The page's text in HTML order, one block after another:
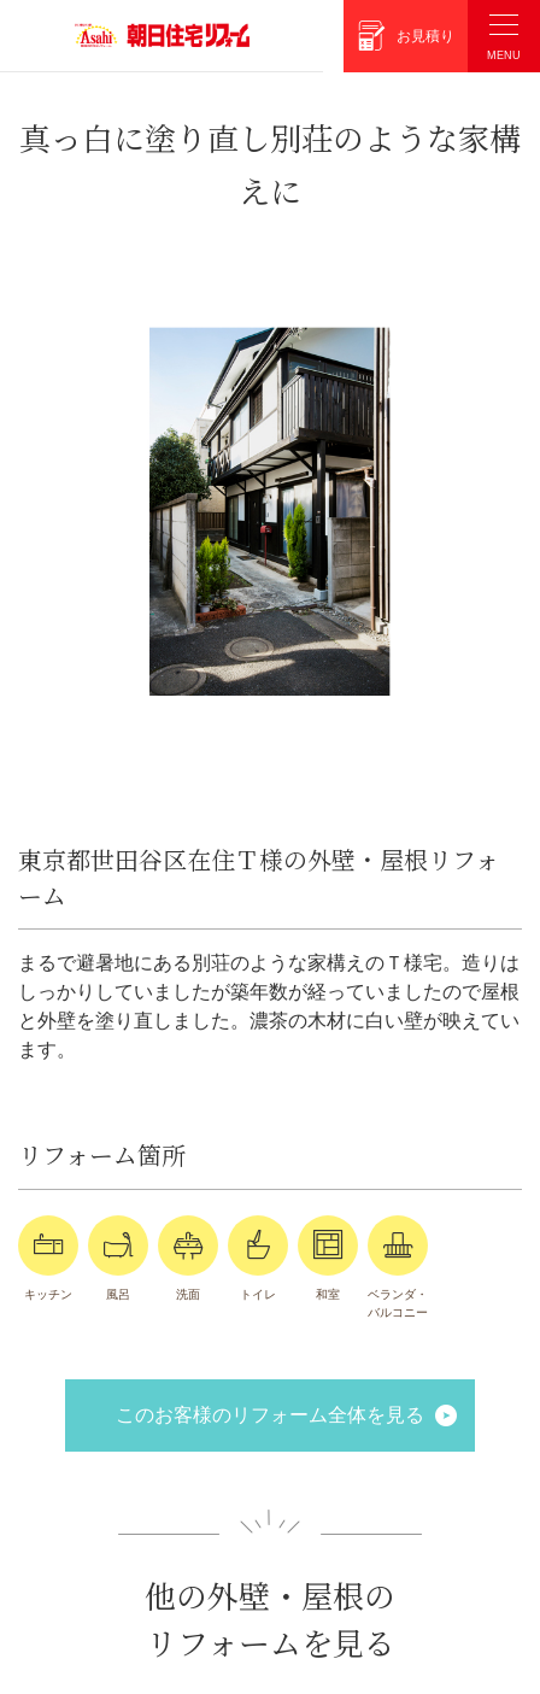
お見積り
真っ白に塗り直し別荘のような家構
えに
東京都世田谷区在住Ｔ様の外壁・屋根リフォ
ーム
まるで避暑地にある別荘のような家構えのＴ様宅。造りは
しっかりしていましたが築年数が経っていましたので屋根
と外壁を塗り直しました。濃茶の木材に白い壁が映えてい
ます。
リフォーム箇所
キッチン 風呂 洗面 トイレ 和室
ベランダ・
バルコニー
このお客様のリフォーム全体を見る
他の外壁・屋根の
リフォームを見る